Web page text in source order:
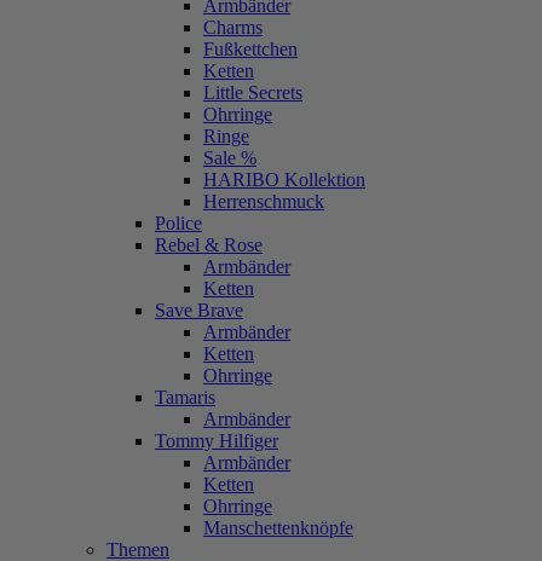
Armbänder
Charms
Fußkettchen
Ketten
Little Secrets
Ohrringe
Ringe
Sale %
HARIBO Kollektion
Herrenschmuck
Police
Rebel & Rose
Armbänder
Ketten
Save Brave
Armbänder
Ketten
Ohrringe
Tamaris
Armbänder
Tommy Hilfiger
Armbänder
Ketten
Ohrringe
Manschettenknöpfe
Themen